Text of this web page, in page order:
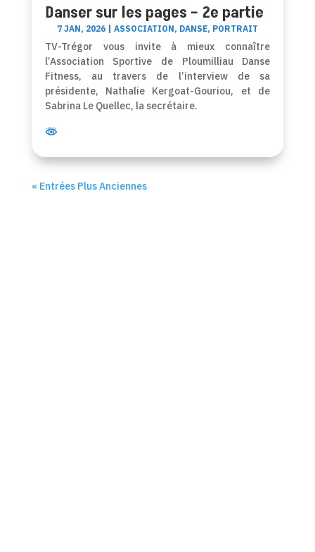
Danser sur les pages – 2e partie
7 JAN, 2026| ASSOCIATION, DANSE, PORTRAIT
TV-Trégor vous invite à mieux connaître
l’Association Sportive de Ploumilliau Danse
Fitness, au travers de l’interview de sa
présidente, Nathalie Kergoat-Gouriou, et de
Sabrina Le Quellec, la secrétaire.
« Entrées Plus Anciennes